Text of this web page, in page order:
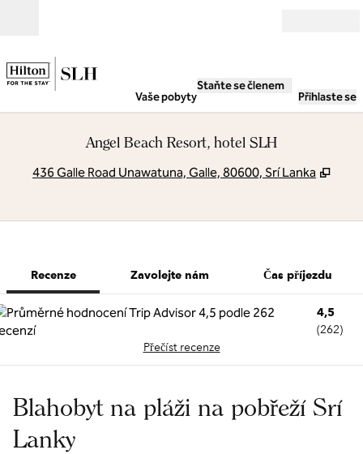
Vaše pobyty
Staňte se členem
Přihlaste se
Angel Beach Resort, hotel SLH
436 Galle Road Unawatuna, Galle, 80600, Srí Lanka ,
Recenze Zavolejte nám Čas příjezdu
4,5
(262)
Přečíst recenze
Blahobyt na pláži na pobřeží Srí
Lanky